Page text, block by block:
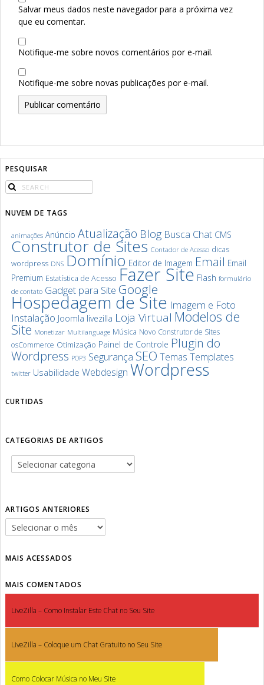
Salvar meus dados neste navegador para a próxima vez
que eu comentar.
Notifique-me sobre novos comentários por e-mail.
Notifique-me sobre novas publicações por e-mail.
PESQUISAR
NUVEM DE TAGS
animações Anúncio Atualização Blog Busca Chat CMS
Construtor de Sites Contador de Acesso dicas
wordpress DNS Domínio Editor de Imagem Email Email
Premium Estatística de Acesso Fazer Site Flash formulário
de contato Gadget para Site Google
Hospedagem de Site Imagem e Foto
Instalação Joomla livezilla Loja Virtual Modelos de
Site Monetizar Multilanguage Música Novo Construtor de Sites
osCommerce Otimização Painel de Controle Plugin do
Wordpress POP3 Segurança SEO Temas Templates
twitter Usabilidade Webdesign Wordpress
CURTIDAS
CATEGORIAS DE ARTIGOS
ARTIGOS ANTERIORES
MAIS ACESSADOS
MAIS COMENTADOS
LiveZilla – Como Instalar Este Chat no Seu Site
LiveZilla – Coloque um Chat Gratuito no Seu Site
Como Colocar Música no Meu Site